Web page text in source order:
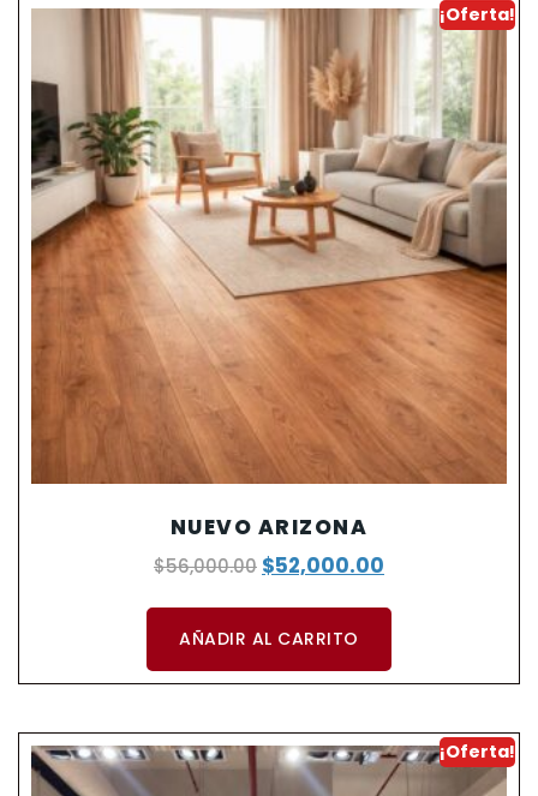
¡Oferta!
NUEVO ARIZONA
$56,000.00 $52,000.00
AÑADIR AL CARRITO
¡Oferta!